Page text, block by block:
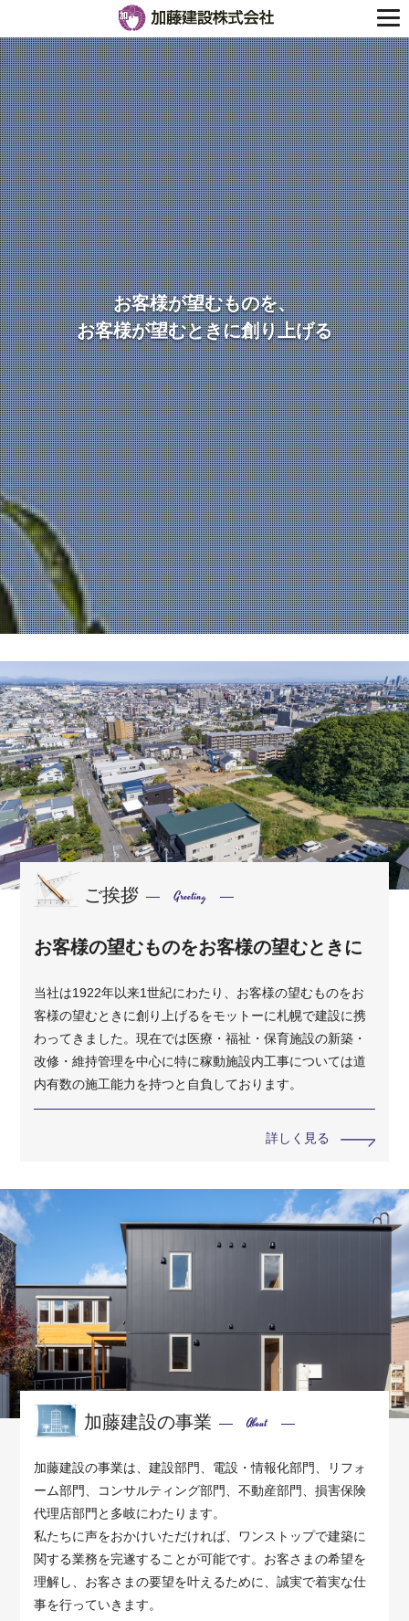
お客様が望むものを、
お客様が望むときに創り上げる
ご挨拶 Greeting
お客様の望むものをお客様の望むときに
当社は1922年以来1世紀にわたり、お客様の望むものをお
客様の望むときに創り上げるをモットーに札幌で建設に携
わってきました。現在では医療・福祉・保育施設の新築・
改修・維持管理を中心に特に稼動施設内工事については道
内有数の施工能力を持つと自負しております。
詳しく見る
加藤建設の事業 About
加藤建設の事業は、建設部門、電設・情報化部門、リフォ
ーム部門、コンサルティング部門、不動産部門、損害保険
代理店部門と多岐にわたります。
私たちに声をおかけいただければ、ワンストップで建築に
関する業務を完遂することが可能です。お客さまの希望を
理解し、お客さまの要望を叶えるために、誠実で着実な仕
事を行っていきます。